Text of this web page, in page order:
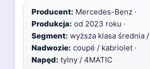
Producent: Mercedes-Benz ·
Produkcja: od 2023 roku ·
Segment: wyższa klasa średnia
Nadwozie: coupé / kabriolet ·
Napęd: tylny / 4MATIC